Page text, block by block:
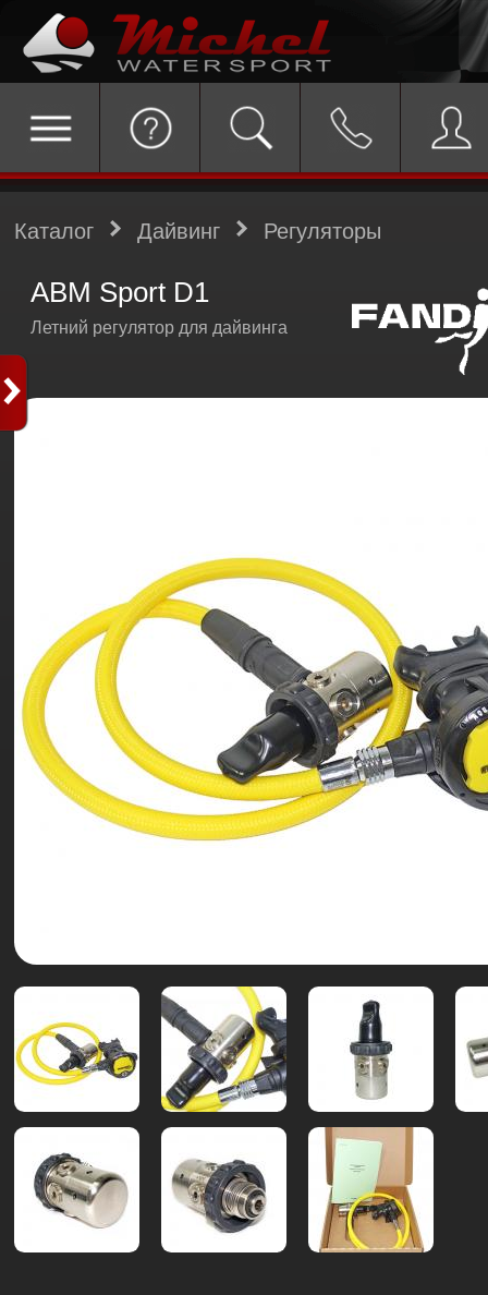
Каталог Дайвинг Регуляторы
АВМ Sport D1
Летний регулятор для дайвинга